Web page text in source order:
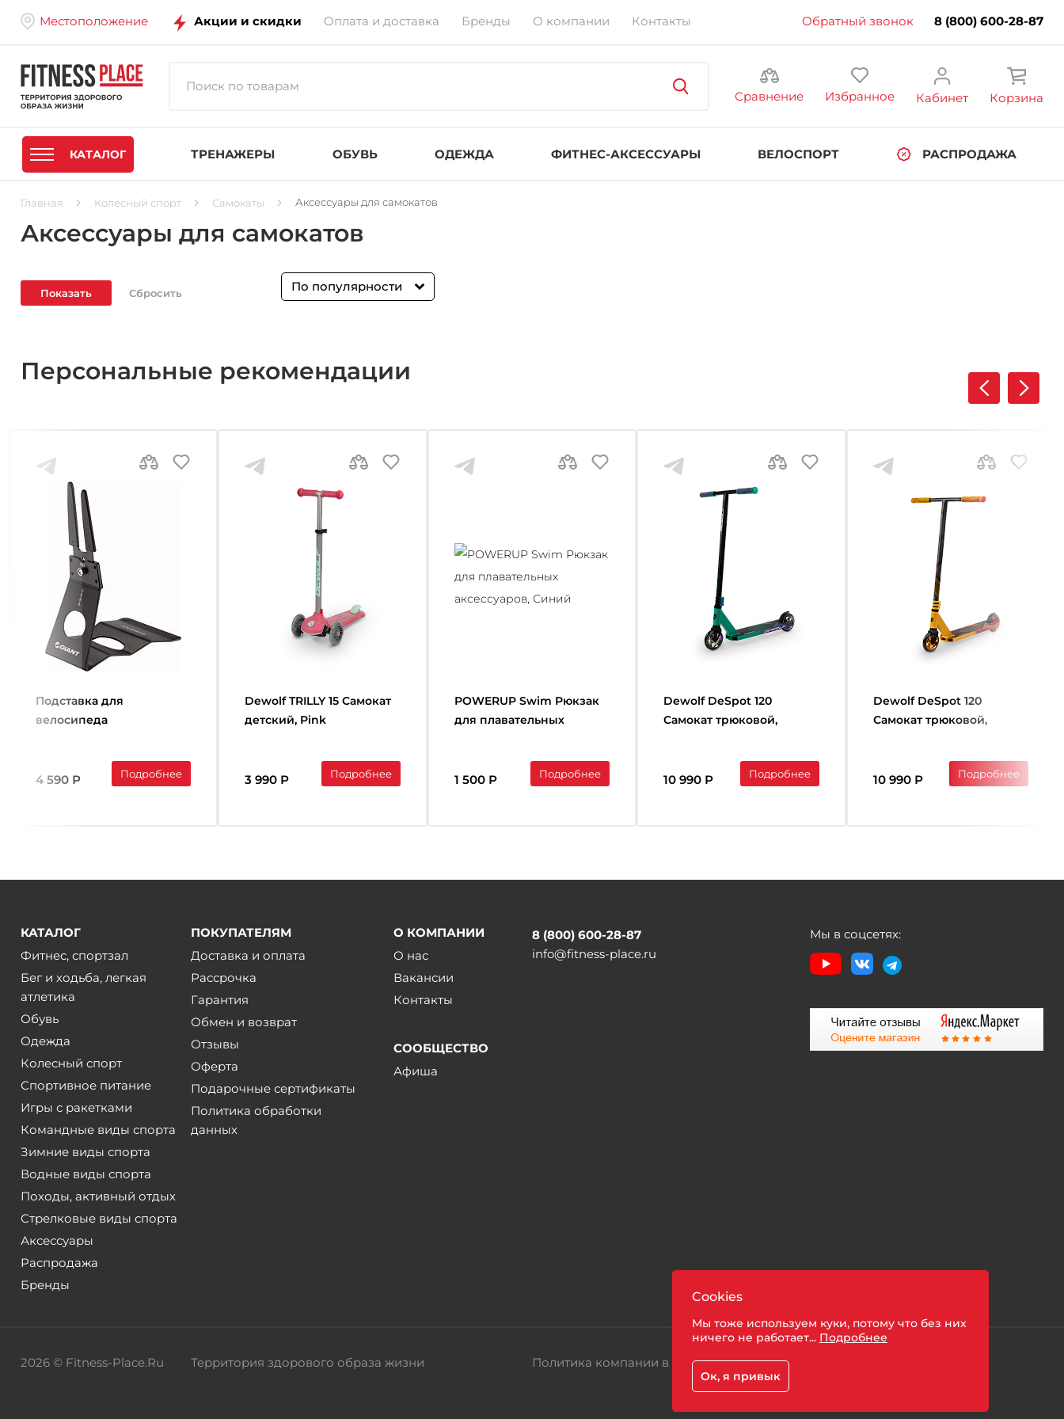
Местоположение Акции и скидки Оплата и доставка Бренды О компании Контакты Обратный звонок 8 (800) 600-28-87
Сравнение Избранное Кабинет Корзина
КАТАЛОГ ТРЕНАЖЕРЫ ОБУВЬ ОДЕЖДА ФИТНЕС-АКСЕССУАРЫ ВЕЛОСПОРТ РАСПРОДАЖА
Главная Колесный спорт Самокаты Аксессуары для самокатов
Аксессуары для самокатов
По популярности
Персональные рекомендации
Подставка для
велосипеда
4 590 Р Подробнее
Dewolf TRILLY 15 Самокат
детский, Pink
3 990 Р Подробнее
POWERUP Swim Рюкзак
для плавательных
1 500 Р Подробнее
Dewolf DeSpot 120
Самокат трюковой,
10 990 Р Подробнее
Dewolf DeSpot 120
Самокат трюковой,
10 990 Р Подробнее
КАТАЛОГ
Фитнес, спортзал
Бег и ходьба, легкая
атлетика
Обувь
Одежда
Колесный спорт
Спортивное питание
Игры с ракетками
Командные виды спорта
Зимние виды спорта
Водные виды спорта
Походы, активный отдых
Стрелковые виды спорта
Аксессуары
Распродажа
Бренды
ПОКУПАТЕЛЯМ
Доставка и оплата
Рассрочка
Гарантия
Обмен и возврат
Отзывы
Оферта
Подарочные сертификаты
Политика обработки
данных
О КОМПАНИИ
О нас
Вакансии
Контакты
СООБЩЕСТВО
Афиша
8 (800) 600-28-87
info@fitness-place.ru
Мы в соцсетях:
2026 © Fitness-Place.Ru Территория здорового образа жизни Политика компании в отношении обработки персональных данных
Cookies
Мы тоже используем куки, потому что без них
ничего не работает... Подробнее
Ок, я привык